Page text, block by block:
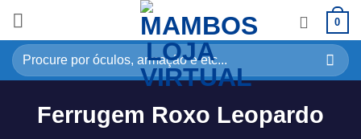
0
Ferrugem Roxo Leopardo